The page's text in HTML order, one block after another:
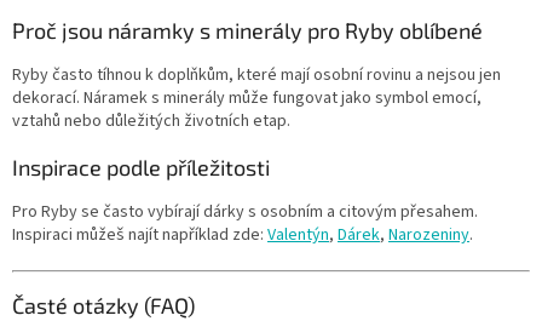
Proč jsou náramky s minerály pro Ryby oblíbené
Ryby často tíhnou k doplňkům, které mají osobní rovinu a nejsou jen
dekorací. Náramek s minerály může fungovat jako symbol emocí,
vztahů nebo důležitých životních etap.
Inspirace podle příležitosti
Pro Ryby se často vybírají dárky s osobním a citovým přesahem.
Inspiraci můžeš najít například zde: Valentýn, Dárek, Narozeniny.
Časté otázky (FAQ)